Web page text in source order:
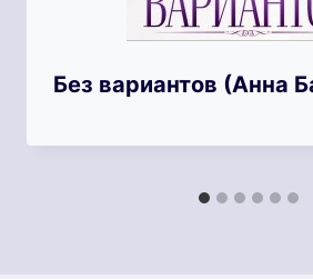
Без вариантов (Анна